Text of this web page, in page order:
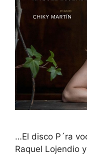
…El disco P´ra
Raquel Lojendio